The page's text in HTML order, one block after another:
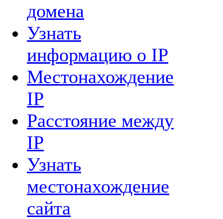
домена
Узнать
информацию о IP
Местонахождение
IP
Расстояние между
IP
Узнать
местонахождение
сайта